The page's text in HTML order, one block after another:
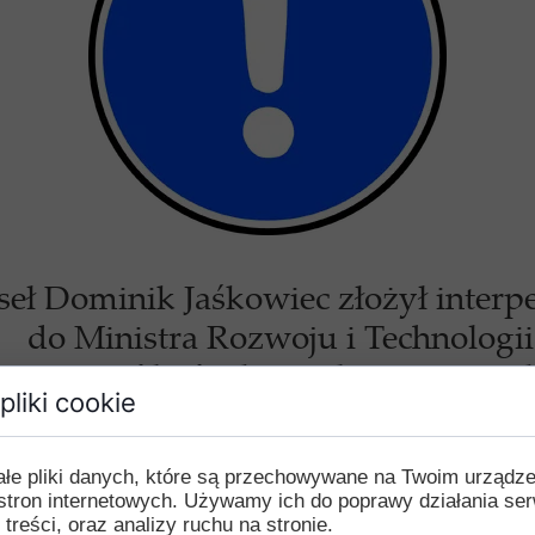
Dominik Jaśkowiec złożył
do Ministra Rozwoju i Technologii
w profilu funkcjonalnym
ogólnych planów
przeznaczenia terenu
do Ministra Rozwoju i Technologii w sprawie
problemowe
Zarządów ROD
Małopolskim PZD
Dokumenty
Przetargi i zapytania ofertowe
cookie
pliki danych, które są przechowywane na Twoim
internetowych. Używamy ich do poprawy działania
treści, oraz analizy ruchu na stronie.